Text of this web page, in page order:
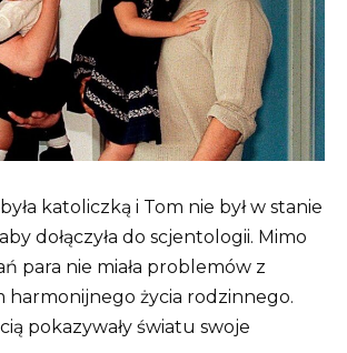
katoliczką i Tom nie był w stanie
dołączyła do scjentologii. Mimo
para nie miała problemów z
harmonijnego życia rodzinnego.
pokazywały światu swoje